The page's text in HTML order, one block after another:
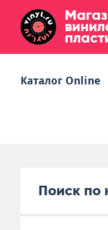
Каталог Online
Поиск по